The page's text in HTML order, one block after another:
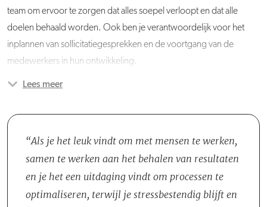
team om ervoor te zorgen dat alles soepel verloopt en dat alle
doelen behaald worden. Ook ben je verantwoordelijk voor het
inplannen van sollicitatiegesprekken en de voortgang van de
medewerkers in hun ontwikkeling.
Het team waarin je werkt bestaat uit operators van verschillende
ervoor dat jouw team goed samenwerkt en de productiedoelen
haalt, waarbij je de nodige begeleiding en ondersteuning biedt om
iedereen in hun rol te laten groeien. Als teamleader ben je het
aanspreekpunt voor de medewerkers en zorg je voor een prettige
Lees meer
Als je het leuk vindt om met mensen te werken,
samen te werken aan het behalen van resultaten
en je het een uitdaging vindt om processen te
optimaliseren, terwijl je stressbestendig blijft en